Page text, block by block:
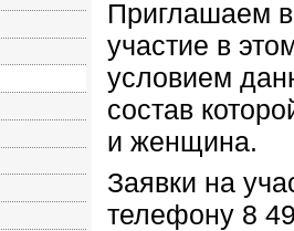
Приглашаем
участие в
условием
состав
и женщина.
Заявки на
телефону 8